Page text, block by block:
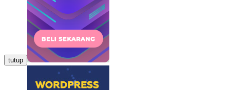
tutup